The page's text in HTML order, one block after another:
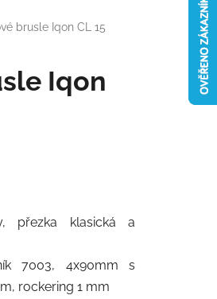
brusle Iqon CL 15
Iqon
přezka klasická a
7003, 4x90mm s
rockering 1 mm